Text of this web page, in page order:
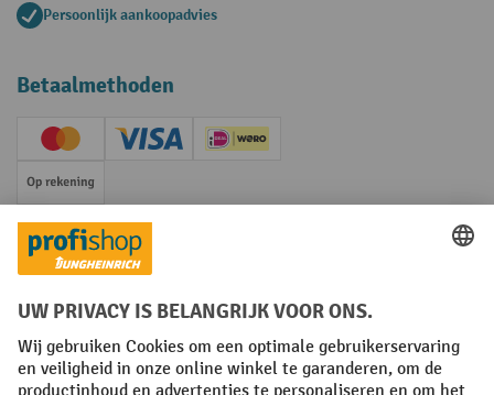
Persoonlijk aankoopadvies
Betaalmethoden
Creditcard (Master)Creditcard (Visa)iDEAL | Wero
Op rekening
Sociale netwerken
Facebook
YouTube
LinkedIn
Instagram